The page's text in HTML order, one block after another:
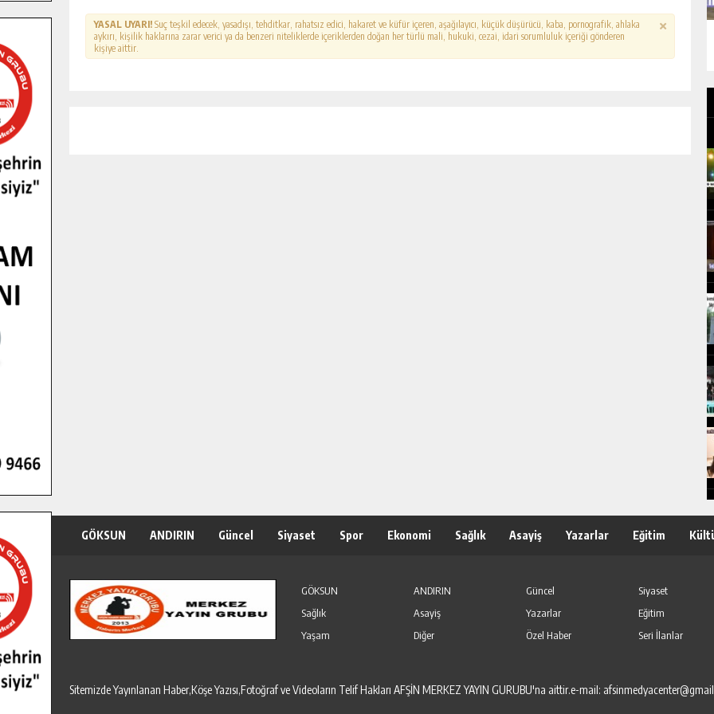
YASAL UYARI! Suç teşkil edecek, yasadışı, tehditkar, rahatsız edici, hakaret ve küfür içeren, aşağılayıcı, küçük düşürücü, kaba, pornografik, ahlaka
aykırı, kişilik haklarına zarar verici ya da benzeri niteliklerde içeriklerden doğan her türlü mali, hukuki, cezai, idari sorumluluk içeriği gönderen
kişiye aittir.
GÖKSUN ANDIRIN Güncel Siyaset Spor Ekonomi Sağlık Asayiş Yazarlar Eğitim
GÖKSUN ANDIRIN Güncel Siyaset
Sağlık
Asayiş Yazarlar Eğitim
Yaşam
Diğer Özel Haber Seri İlanlar
Sitemizde Yayınlanan Haber,Köşe Yazısı,Fotoğraf ve Videoların Telif Hakları AFŞİN MERKEZ YAYIN GURUBU'na aittir.e-mail: